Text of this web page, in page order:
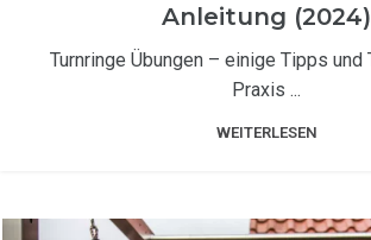
Anleitung (2024)
Turnringe Übungen – einige Tipps und
Praxis ...
WEITERLESEN